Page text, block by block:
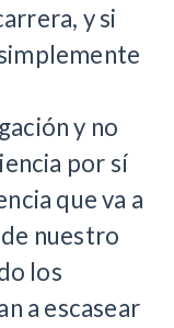
y si
y no
por sí
que va a
nuestro
los
a escasear